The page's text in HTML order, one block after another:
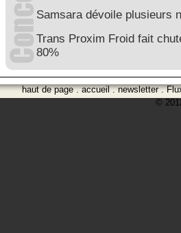
Samsara dévoile plusieurs
Trans Proxim Froid fait
80%
haut de page.accueil.newsletter.
©